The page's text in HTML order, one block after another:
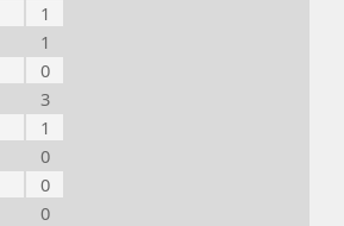
1
1
0
3
1
0
0
0